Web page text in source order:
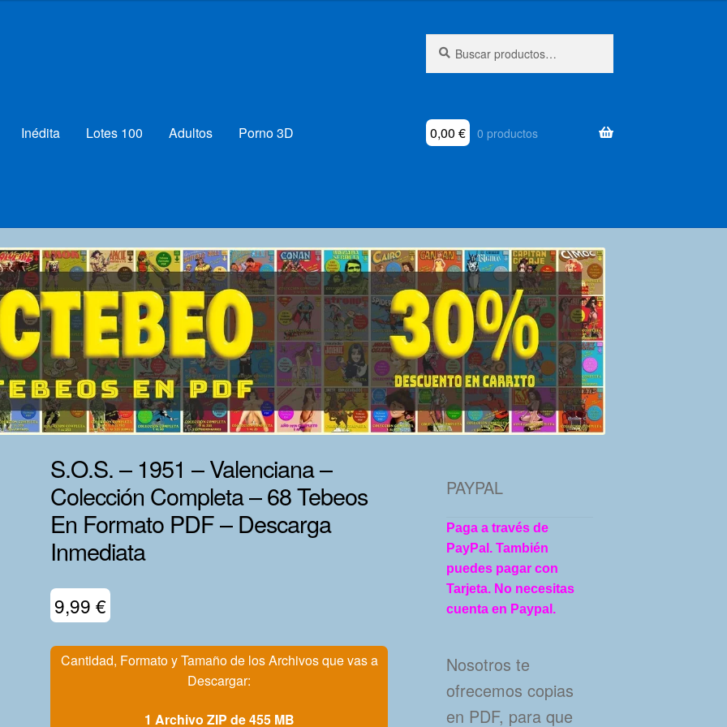
por:
Inédita Lotes 100 Adultos Porno 3D 0,00 € 0 productos
S.O.S. – 1951 – Valenciana –
Colección Completa – 68 Tebeos
En Formato PDF – Descarga
Inmediata
9,99€
Cantidad, Formato y Tamaño de los Archivos que vas a
Descargar:
1 Archivo ZIP de 455 MB
PAYPAL
Paga a través de
PayPal. También
puedes pagar con
Tarjeta. No necesitas
cuenta en Paypal.
Nosotros te
ofrecemos copias
en PDF, para que